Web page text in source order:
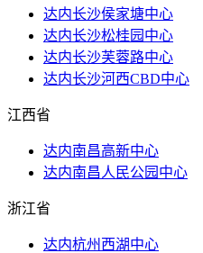
达内长沙侯家塘中心
达内长沙松桂园中心
达内长沙芙蓉路中心
达内长沙河西CBD中心
江西省
达内南昌高新中心
达内南昌人民公园中心
浙江省
达内杭州西湖中心